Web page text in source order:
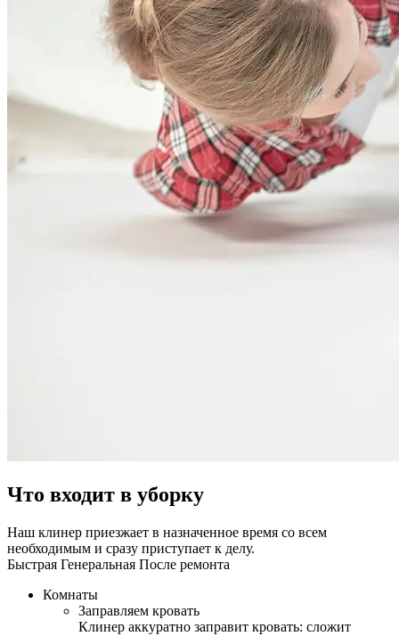
Что входит в уборку
Наш клинер приезжает в назначенное время со всем
необходимым и сразу приступает к делу.
Быстрая Генеральная После ремонта
Комнаты
Заправляем кровать
Клинер аккуратно заправит кровать: сложит